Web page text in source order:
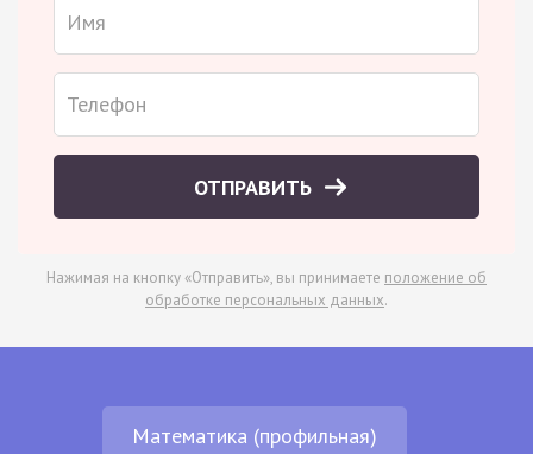
ОТПРАВИТЬ
Нажимая на кнопку «Отправить», вы принимаете положение об
обработке персональных данных.
Математика (профильная)